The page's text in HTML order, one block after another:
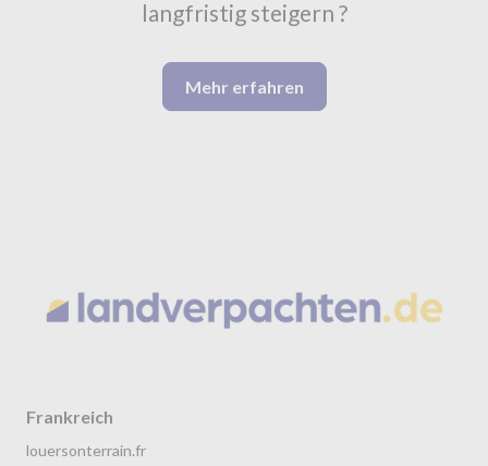
langfristig steigern ?
Mehr erfahren
Frankreich
louersonterrain.fr